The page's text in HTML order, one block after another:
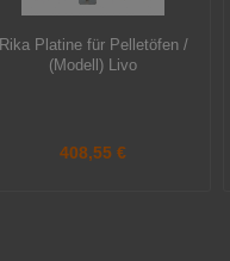
Rika Platine für Pelletöfen /
(Modell) Livo
408,55 €